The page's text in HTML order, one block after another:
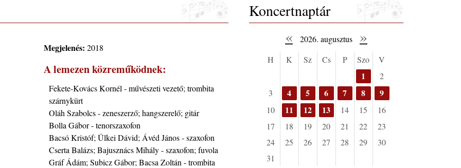
Megjelenés: 2018
A lemezen közreműködnek:
Fekete-Kovács Kornél - művészeti vezető; trombita
szárnykürt
Oláh Szabolcs - zeneszerző; hangszerelő; gitár
Bolla Gábor - tenorszaxofon
Bacsó Kristóf; Ülkei Dávid; Ávéd János - szaxofon
Cserta Balázs; Bajusznács Mihály - szaxofon; fuvola
Gráf Ádám; Subicz Gábor; Bacsa Zoltán - trombita
Koncertnaptár
« 2026. augusztus »
H K Sz Cs P Szo V
1
2
3
4 5 6 7 8 9
10 11 12 13 14 15
16
17
18 19 20 21 22
23
24
25 26 27 28 29
30
31